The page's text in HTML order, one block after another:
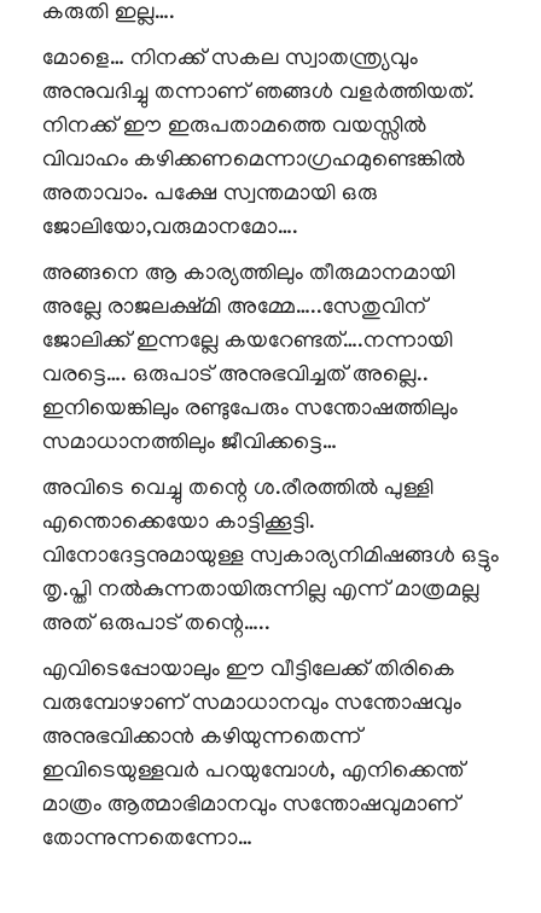
കരുതി ഇല്ല….
മോളെ… നിനക്ക് സകല സ്വാതന്ത്ര്യവും
അനുവദിച്ചു തന്നാണ് ഞങ്ങൾ വളർത്തിയത്.
നിനക്ക് ഈ ഇരുപതാമത്തെ വയസ്സിൽ
വിവാഹം കഴിക്കണമെന്നാഗ്രഹമുണ്ടെങ്കിൽ
അതാവാം. പക്ഷേ സ്വന്തമായി ഒരു
ജോലിയോ,വരുമാനമോ….
അങ്ങനെ ആ കാര്യത്തിലും തീരുമാനമായി
അല്ലേ രാജലക്ഷ്മി അമ്മേ…..സേതുവിന്
ജോലിക്ക് ഇന്നല്ലേ കയറേണ്ടത്….നന്നായി
വരട്ടെ…. ഒരുപാട് അനുഭവിച്ചത് അല്ലെ..
ഇനിയെങ്കിലും രണ്ടുപേരും സന്തോഷത്തിലും
സമാധാനത്തിലും ജീവിക്കട്ടെ…
അവിടെ വെച്ചു തന്റെ ശ.രീരത്തിൽ പുള്ളി
എന്തൊക്കെയോ കാട്ടിക്കൂട്ടി.
വിനോദേട്ടനുമായുള്ള സ്വകാര്യനിമിഷങ്ങൾ ഒട്ടും
തൃ.പ്തി നൽകുന്നതായിരുന്നില്ല എന്ന് മാത്രമല്ല
അത് ഒരുപാട് തന്റെ…..
എവിടെപ്പോയാലും ഈ വീട്ടിലേക്ക് തിരികെ
വരുമ്പോഴാണ് സമാധാനവും സന്തോഷവും
അനുഭവിക്കാൻ കഴിയുന്നതെന്ന്
ഇവിടെയുള്ളവർ പറയുമ്പോൾ, എനിക്കെന്ത്
മാത്രം ആത്മാഭിമാനവും സന്തോഷവുമാണ്
തോന്നുന്നതെന്നോ…